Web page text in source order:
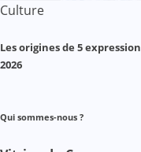
Culture
Les origines de 5
2026
Qui sommes-nous ?